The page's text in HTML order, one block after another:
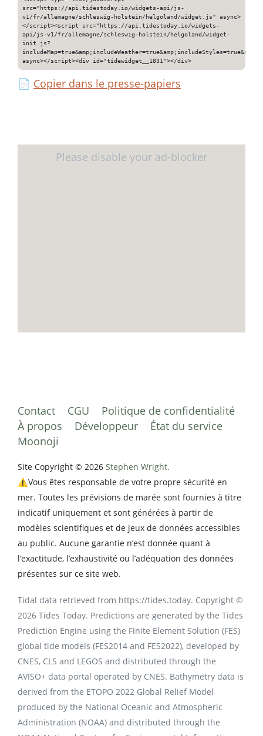
src="https://api.tidestoday.io/widgets-api/js-
v1/fr/allemagne/schleswig-holstein/helgoland/widget.js" async>
</script><script src="https://api.tidestoday.io/widgets-
api/js-v1/fr/allemagne/schleswig-holstein/helgoland/widget-
init.js?
async></script><div id="tidewidget__1831"></div>
📄 Copier dans le presse-papiers
Contact CGU
Politique de confidentialité
À propos
Développeur
État du service
Moonoji
Site Copyright © 2026 Stephen Wright.
⚠️Vous êtes responsable de votre propre sécurité en
mer. Toutes les prévisions de marée sont fournies à titre
indicatif uniquement et sont générées à partir de
modèles scientifiques et de jeux de données accessibles
au public. Aucune garantie n’est donnée quant à
l’exactitude, l’exhaustivité ou l’adéquation des données
présentes sur ce site web.
Tidal data retrieved from https://tides.today. Copyright ©
2026 Tides Today. Predictions are generated by the Tides
Prediction Engine using the Finite Element Solution (FES)
global tide models (FES2014 and FES2022), developed by
CNES, CLS and LEGOS and distributed through the
AVISO+ data portal operated by CNES. Bathymetry data is
derived from the ETOPO 2022 Global Relief Model
produced by the National Oceanic and Atmospheric
Administration (NOAA) and distributed through the